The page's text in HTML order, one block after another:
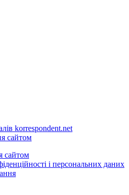
korrespondent.net
сайтом
сайтом
і персональних даних